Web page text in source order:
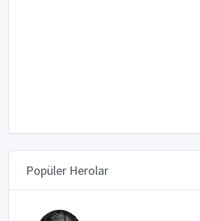
Popüler Herolar